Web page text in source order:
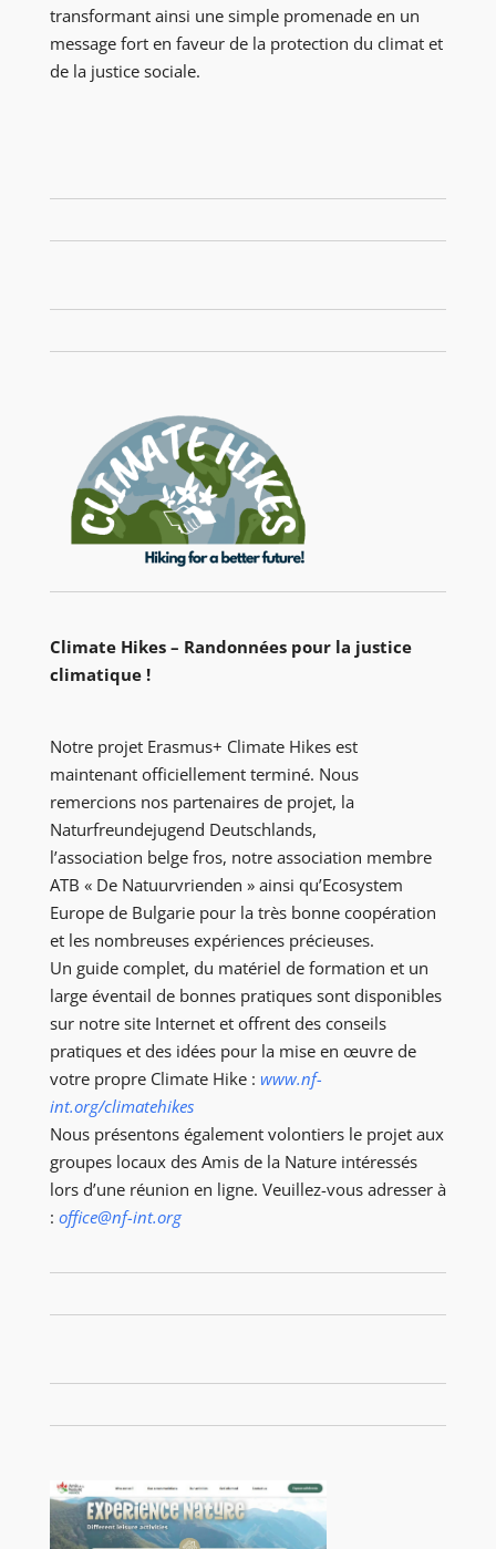
transformant ainsi une simple promenade en un
message fort en faveur de la protection du climat et
de la justice sociale.
Climate Hikes – Randonnées pour la justice
climatique !
Notre projet Erasmus+ Climate Hikes est
maintenant officiellement terminé. Nous
remercions nos partenaires de projet, la
Naturfreundejugend Deutschlands,
l’association belge fros, notre association membre
ATB « De Natuurvrienden » ainsi qu’Ecosystem
Europe de Bulgarie pour la très bonne coopération
et les nombreuses expériences précieuses.
Un guide complet, du matériel de formation et un
large éventail de bonnes pratiques sont disponibles
sur notre site Internet et offrent des conseils
pratiques et des idées pour la mise en œuvre de
votre propre Climate Hike : www.nf-
int.org/climatehikes
Nous présentons également volontiers le projet aux
groupes locaux des Amis de la Nature intéressés
lors d’une réunion en ligne. Veuillez-vous adresser à
: office@nf-int.org